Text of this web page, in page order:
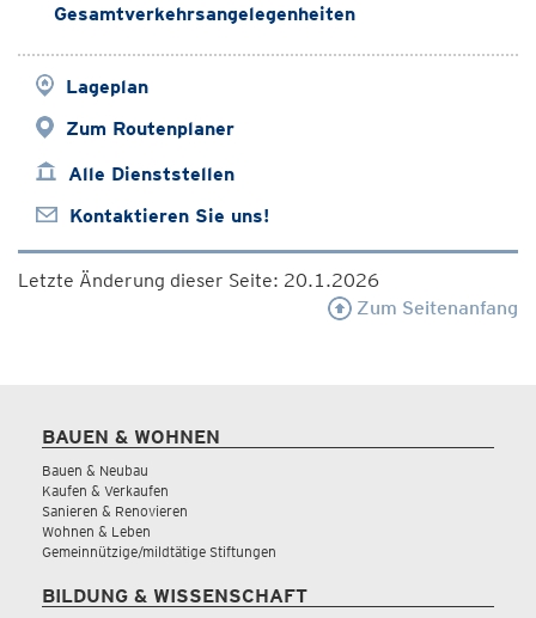
Gesamtverkehrsangelegenheiten
Lageplan
Zum Routenplaner
Alle Dienststellen
Kontaktieren Sie uns!
Letzte Änderung dieser Seite: 20.1.2026
Zum Seitenanfang
BAUEN & WOHNEN
Bauen & Neubau
Kaufen & Verkaufen
Sanieren & Renovieren
Wohnen & Leben
Gemeinnützige/mildtätige Stiftungen
BILDUNG & WISSENSCHAFT